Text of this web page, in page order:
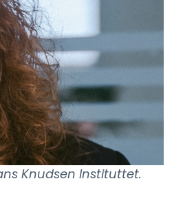
Knudsen Instituttet.